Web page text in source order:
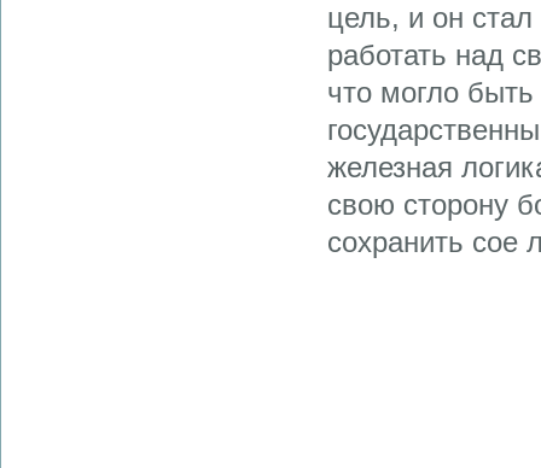
цель, и он
работать над
что могло
железная
свою сторону
сохранить сое